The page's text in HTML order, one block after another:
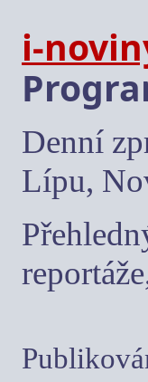
i-
Denní
Lípu,